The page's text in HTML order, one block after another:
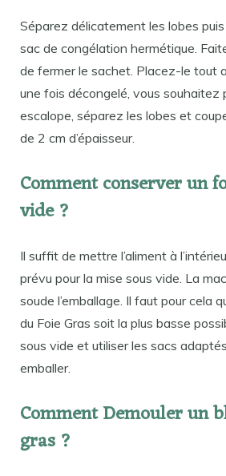
Séparez délicatement les lobes
sac de congélation hermétique.
de fermer le sachet. Placez-le tout
une fois décongelé, vous souhaitez
escalope, séparez les lobes et
de 2 cm d’épaisseur.
Comment conserver un
vide ?
Il suffit de mettre l’aliment à
prévu pour la mise sous vide. La
soude l’emballage. Il faut pour cela
du Foie Gras soit la plus basse
sous vide et utiliser les sacs
emballer.
Comment Demouler un
gras ?